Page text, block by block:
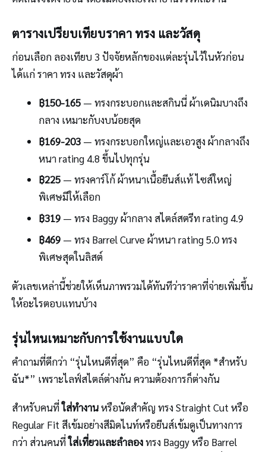
ตารางเปรียบเทียบราคา ทรง และวัสดุ
ก่อนเลือก ลองเทียบ 3 ปัจจัยหลักของแต่ละรุ่นไว้ในหัวก่อน
ได้แก่ ราคา ทรง และวัสดุผ้า
฿150-165— ทรงกระบอกและสกินนี่ ผ้าเดนิมบางถึง
กลาง เหมาะกับงบน้อยสุด
฿169-203— ทรงกระบอกใหญ่และเอวสูง ผ้ากลางถึง
หนา rating 4.8 ขึ้นไปทุกรุ่น
฿225— ทรงคาร์โก้ ผ้าหนาเนื้อยีนส์แท้ ไซส์ใหญ่
พิเศษมีให้เลือก
฿319— ทรง Baggy ผ้ากลาง สไตล์สตรีท rating 4.9
฿469— ทรง Barrel Curve ผ้าหนา rating 5.0 ทรง
พิเศษสุดในลิสต์
ตัวเลขเหล่านี้ช่วยให้เห็นภาพรวมได้ทันทีว่าราคาที่จ่ายเพิ่มขึ้น
ให้อะไรตอบแทนบ้าง
รุ่นไหนเหมาะกับการใช้งานแบบใด
คำถามที่ดีกว่า “รุ่นไหนดีที่สุด” คือ “รุ่นไหนดีที่สุด *สำหรับ
ฉัน*” เพราะไลฟ์สไตล์ต่างกัน ความต้องการก็ต่างกัน
สำหรับคนที่ใส่ทำงานหรือนัดสำคัญ ทรง Straight Cut หรือ
Regular Fit สีเข้มอย่างสีมิดไนท์หรือยีนส์เข้มดูเป็นทางการ
กว่า ส่วนคนที่ใส่เที่ยวและลำลองทรง Baggy หรือ Barrel